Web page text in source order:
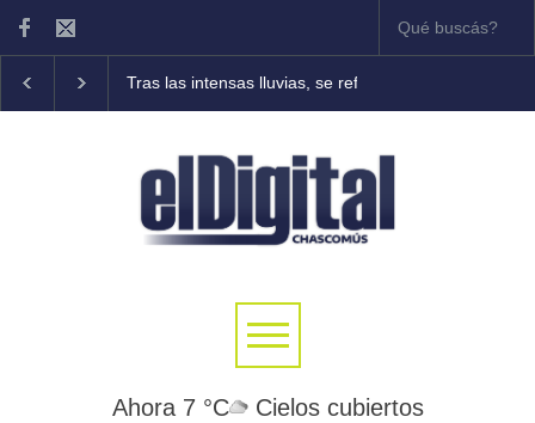
Tras las intensas lluvias, se refuerzan las tareas de
Ahora 7 °C Cielos cubiertos